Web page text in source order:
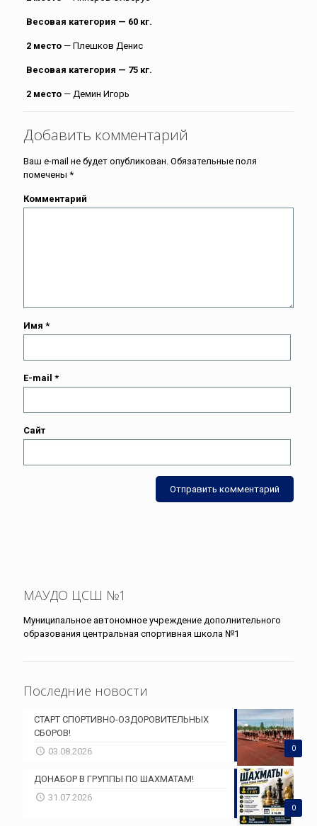
Весовая категория — 60 кг.
2 место— Плешков Денис
Весовая категория — 75 кг.
2 место— Демин Игорь
Добавить комментарий
Ваш e-mail не будет опубликован. Обязательные поля
помечены *
Комментарий
Имя *
E-mail *
Сайт
МАУДО ЦСШ №1
Муниципальное автономное учреждение дополнительного
образования центральная спортивная школа №1
Последние новости
0
СТАРТ СПОРТИВНО-ОЗДОРОВИТЕЛЬНЫХ
СБОРОВ!
03.08.2026
0
ДОНАБОР В ГРУППЫ ПО ШАХМАТАМ!
31.07.2026